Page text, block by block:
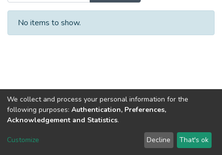
No items to show.
Dspace & Volodymyr Dahl East Ukrainian National University
LYRASIS
Send Feedback
We collect and process your personal information for the
following purposes: Authentication, Preferences,
Acknowledgement and Statistics.
Customize Decline That's ok